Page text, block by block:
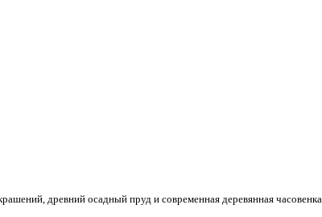
древний осадный пруд и современная деревянная часовенка.